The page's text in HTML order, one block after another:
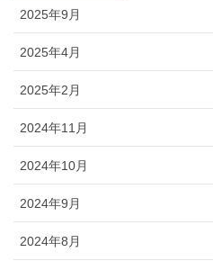
2025年9月
2025年4月
2025年2月
2024年11月
2024年10月
2024年9月
2024年8月